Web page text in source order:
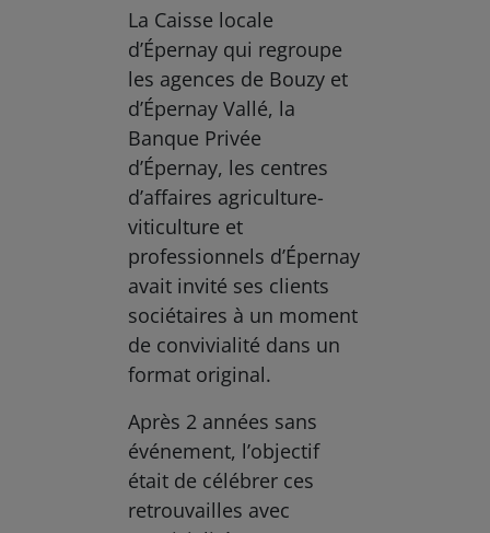
La Caisse locale
d’Épernay qui regroupe
les agences de Bouzy et
d’Épernay Vallé, la
Banque Privée
d’Épernay, les centres
d’affaires agriculture-
viticulture et
professionnels d’Épernay
avait invité ses clients
sociétaires à un moment
de convivialité dans un
format original.
Après 2 années sans
événement, l’objectif
était de célébrer ces
retrouvailles avec